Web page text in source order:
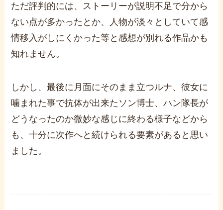
ただ評判的には、ストーリーが説明不足で分から
ない点が多かったとか、人物が淡々としていて感
情移入がしにくかった等と感想が別れる作品かも
知れません。
しかし、最後に月面にそのまま立つルナ、彼女に
噛まれた事で抗体が出来たソン博士、ハン隊長が
どうなったのか微妙な感じに終わる様子などから
も、十分に次作へと続けられる要素があると思い
ました。